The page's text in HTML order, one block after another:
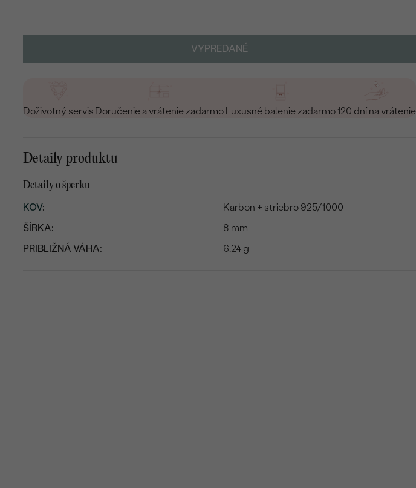
Napíšte iniciály/text
VYPREDANÉ
Doživotný servis Doručenie a vrátenie zadarmo Luxusné balenie zadarmo120 dní na vrátenie
Detaily produktu
Detaily o šperku
KOV:
Karbon + striebro 925/1000
ŠÍRKA:
8 mm
PRIBLIŽNÁ VÁHA:
6.24 g